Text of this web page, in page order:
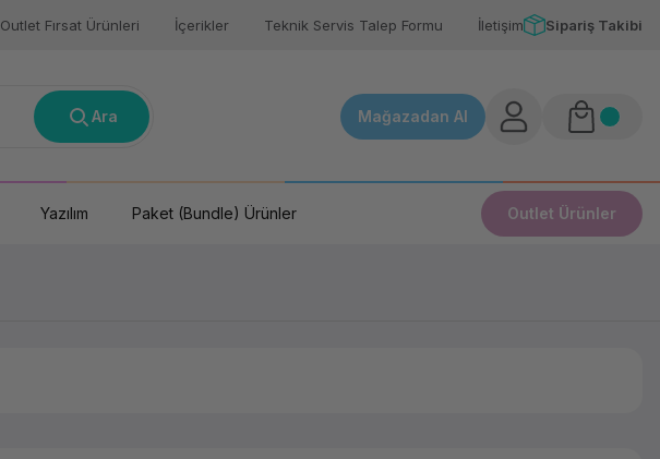
Outlet Fırsat Ürünleri İçerikler Teknik Servis Talep Formu İletişim Sipariş Takibi
Ara Mağazadan Al
Yazılım Paket (Bundle) Ürünler Outlet Ürünler